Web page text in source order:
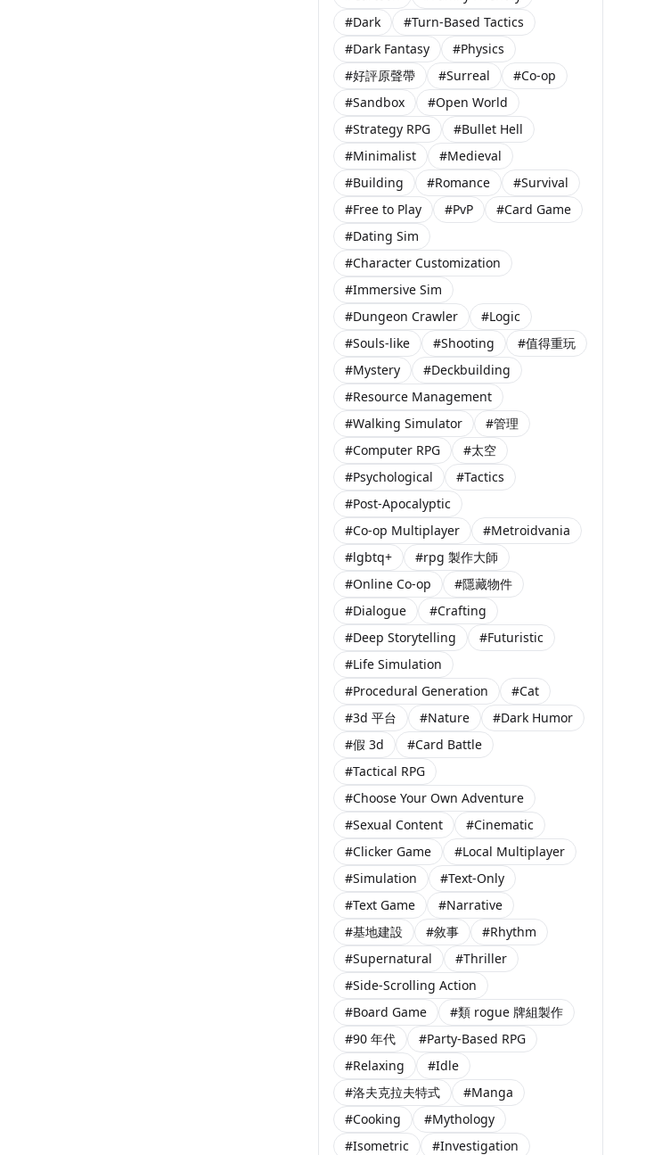
#Dark
#Turn-Based Tactics
#Dark Fantasy
#Physics
#好評原聲帶
#Surreal
#Co-op
#Sandbox
#Open World
#Strategy RPG
#Bullet Hell
#Minimalist
#Medieval
#Building
#Romance
#Survival
#Free to Play
#PvP
#Card Game
#Dating Sim
#Character Customization
#Immersive Sim
#Dungeon Crawler
#Logic
#Souls-like
#Shooting
#值得重玩
#Mystery
#Deckbuilding
#Resource Management
#Walking Simulator
#管理
#Computer RPG
#太空
#Psychological
#Tactics
#Post-Apocalyptic
#Co-op Multiplayer
#Metroidvania
#lgbtq+
#rpg 製作大師
#Online Co-op
#隱藏物件
#Dialogue
#Crafting
#Deep Storytelling
#Futuristic
#Life Simulation
#Procedural Generation
#Cat
#3d 平台
#Nature
#Dark Humor
#假 3d
#Card Battle
#Tactical RPG
#Choose Your Own Adventure
#Sexual Content
#Cinematic
#Clicker Game
#Local Multiplayer
#Simulation
#Text-Only
#Text Game
#Narrative
#基地建設
#敘事
#Rhythm
#Supernatural
#Thriller
#Side-Scrolling Action
#Board Game
#類 rogue 牌組製作
#90 年代
#Party-Based RPG
#Relaxing
#Idle
#洛夫克拉夫特式
#Manga
#Cooking
#Mythology
#Isometric
#Investigation